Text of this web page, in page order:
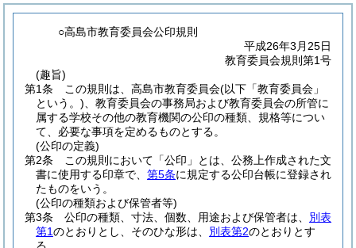
○高島市教育委員会公印規則
平成26年3月25日
教育委員会規則第1号
(趣旨)
第1条
この規則は、高島市教育委員会(以下「教育委員会」
という。) 、教育委員会の事務局および教育委員会の所管に
属する学校その他の教育機関の公印の種類、規格等につい
て、必要な事項を定めるものとする。
(公印の定義)
第2条
この規則において「公印」とは、公務上作成された文
書に使用する印章で、 第5条に規定する公印台帳に登録され
たものをいう。
(公印の種類および保管者等)
第3条
公印の種類、寸法、個数、用途および保管者は、 別表
第1のとおりとし、そのひな形は、 別表第2のとおりとす